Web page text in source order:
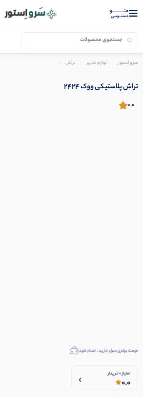
منــــــــــــو
دستــرسی
سرو استور لوازم تحریر تراش
تراش پلاستیکی ووک 2424
0.0
قیمت بهتری سراغ دارید ، اعلام کنید
امتیاز 0 خریدار
0.0